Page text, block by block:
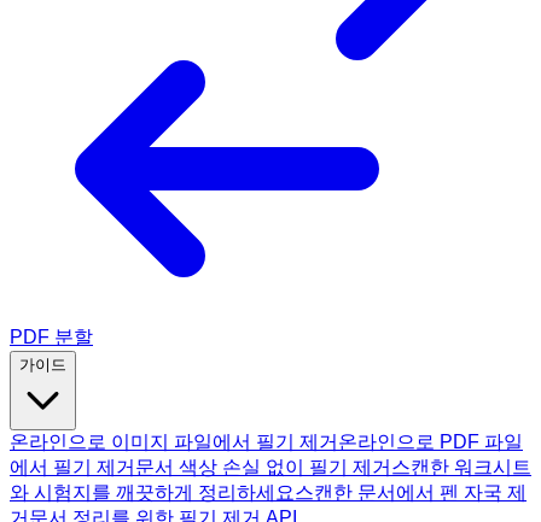
PDF 분할
가이드
온라인으로 이미지 파일에서 필기 제거 온라인으로 PDF 파일
에서 필기 제거 문서 색상 손실 없이 필기 제거 스캔한 워크시트
와 시험지를 깨끗하게 정리하세요스캔한 문서에서 펜 자국 제
거 문서 정리를 위한 필기 제거 API